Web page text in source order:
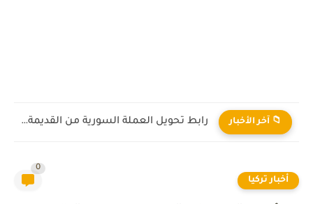
📁 آخر الأخبار رابط تحويل العملة السورية من القديمة إلى الجديدة 2026
أخبار تركيا
0